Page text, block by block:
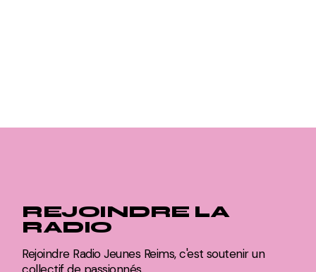
REJOINDRE LA
RADIO
Rejoindre Radio Jeunes Reims, c'est soutenir un